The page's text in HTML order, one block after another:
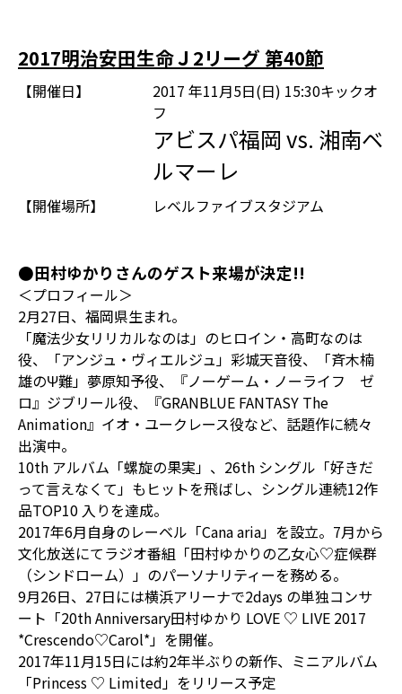
2017明治安田生命Ｊ2リーグ 第40節
【開催日】
2017 年11月5日(日) 15:30キックオ
フ
アビスパ福岡 vs. 湘南ベ
ルマーレ
【開催場所】 レベルファイブスタジアム
●田村ゆかりさんのゲスト来場が決定!!
＜プロフィール＞
2⽉27⽇、福岡県生まれ。
「魔法少⼥リリカルなのは」のヒロイン・⾼町なのは
役、「アンジュ・ヴィエルジュ」彩城天⾳役、「⻫⽊楠
雄のΨ難」夢原知予役、『ノーゲーム・ノーライフ ゼ
ロ』ジブリール役、『GRANBLUE FANTASY The
Animation』イオ・ユークレース役など、話題作に続々
出演中。
10th アルバム「螺旋の果実」、26th シングル「好きだ
って⾔えなくて」もヒットを⾶ばし、シングル連続12作
品TOP10 入りを達成。
2017年6月自身のレーベル「Cana aria」を設立。7月から
文化放送にてラジオ番組「⽥村ゆかりの⼄⼥⼼♡症候群
（シンドローム）」のパーソナリティーを務める。
9月26日、27日には横浜アリーナで2days の単独コンサ
ート「20th Anniversary田村ゆかり LOVE ♡ LIVE 2017
*Crescendo♡Carol*」を開催。
2017年11月15日には約2年半ぶりの新作、ミニアルバム
「Princess ♡ Limited」をリリース予定